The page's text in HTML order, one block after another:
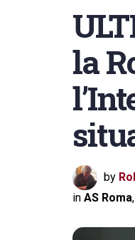
la
by
in AS Roma,